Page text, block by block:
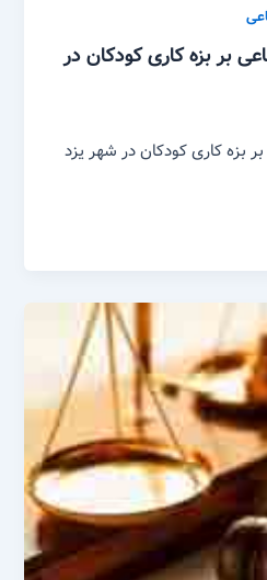
بر بزه کاری کودکان در
بزه کاری کودکان در شهر یزد